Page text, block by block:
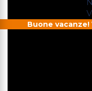
Buone